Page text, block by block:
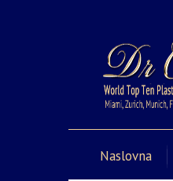
Naslovna